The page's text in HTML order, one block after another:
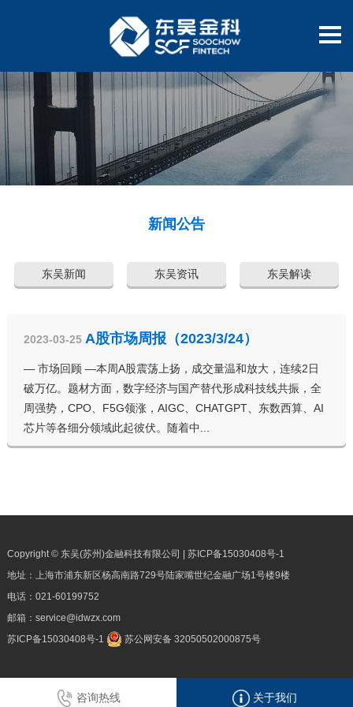
新闻公告
东吴新闻 东吴资讯 东吴解读
2023-03-25 A股市场周报（2023/3/24）
— 市场回顾 —本周A股震荡上扬，成交量温和放大，连续2日
破万亿。题材方面，数字经济与国产替代形成科技线共振，全
周强势，CPO、F5G领涨，AIGC、CHATGPT、东数西算、AI
芯片等各细分领域此起彼伏。随着中...
Copyright © 东吴(苏州)金融科技有限公司 | 苏ICP备15030408号-1
地址：上海市浦东新区杨高南路729号陆家嘴世纪金融广场1号楼9楼
电话： 021-60199752
邮箱： service@idwzx.com
苏ICP备15030408号-1
苏公网安备 32050502000875号
咨询热线 关于我们